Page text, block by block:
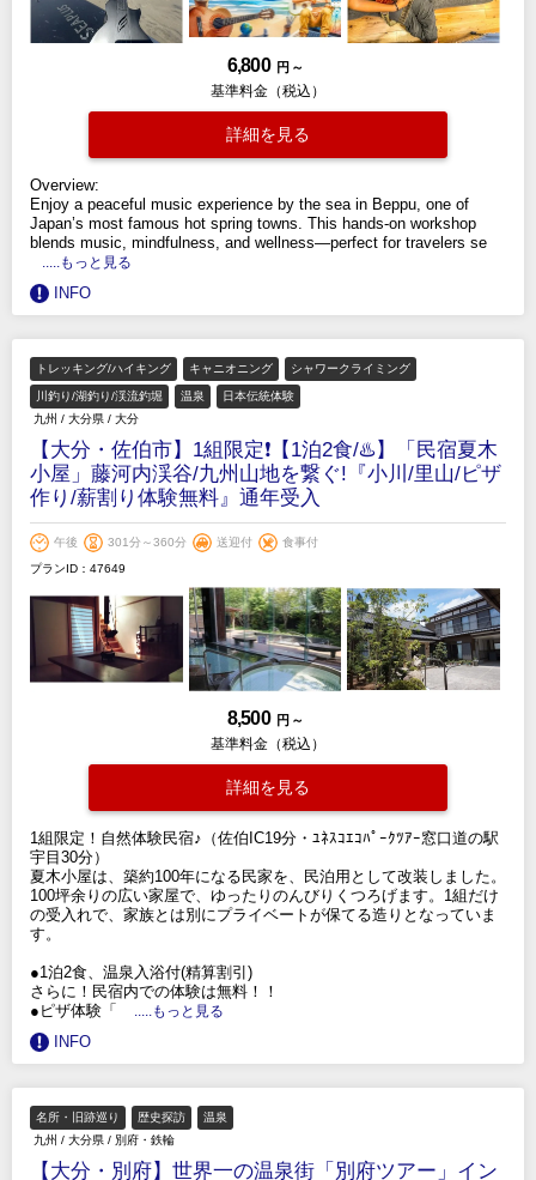
6,800 円 ～
基準料金（税込）
詳細を見る
Overview:
Enjoy a peaceful music experience by the sea in Beppu, one of
Japan’s most famous hot spring towns. This hands-on workshop
blends music, mindfulness, and wellness—perfect for travelers se
.....もっと見る
INFO
トレッキング/ハイキング キャニオニング シャワークライミング
川釣り/湖釣り/渓流釣堀 温泉
日本伝統体験
九州 / 大分県 / 大分
【大分・佐伯市】1組限定❗【1泊2食/♨️】「民宿夏木
小屋」藤河内渓谷/九州山地を繋ぐ!『小川/里山/ピザ
作り/薪割り体験無料』通年受入
午後 301分～360分 送迎付
食事付
プランID：47649
8,500 円 ～
基準料金（税込）
詳細を見る
1組限定！自然体験民宿♪（佐伯IC19分・ﾕﾈｽｺｴｺﾊﾟｰｸﾂｱｰ窓口道の駅
宇目30分）
夏木小屋は、築約100年になる民家を、民泊用として改装しました。
100坪余りの広い家屋で、ゆったりのんびりくつろげます。1組だけ
の受入れで、家族とは別にプライベートが保てる造りとなっていま
す。
●1泊2食、温泉入浴付(精算割引)
さらに！民宿内での体験は無料！！
●ピザ体験「
.....もっと見る
INFO
名所・旧跡巡り 歴史探訪
温泉
九州 / 大分県 / 別府・鉄輪
【大分・別府】世界一の温泉街「別府ツアー」イン